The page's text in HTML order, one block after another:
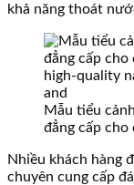
khả năng thoát
Mẫu tiểu
đẳng cấp cho
Nhiều khách hàng
chuyên cung cấp